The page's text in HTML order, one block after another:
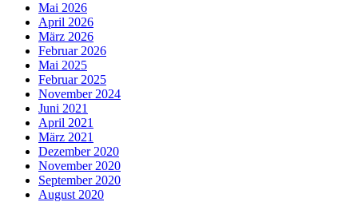
Mai 2026
April 2026
März 2026
Februar 2026
Mai 2025
Februar 2025
November 2024
Juni 2021
April 2021
März 2021
Dezember 2020
November 2020
September 2020
August 2020